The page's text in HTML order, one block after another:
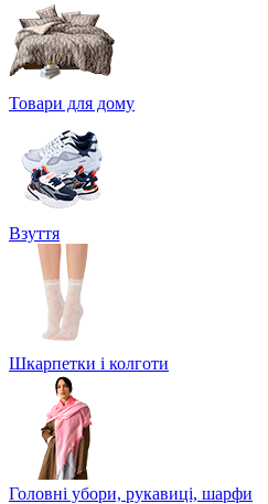
Товари для дому
Взуття
Шкарпетки і колготи
Головні убори, рукавиці, шарфи